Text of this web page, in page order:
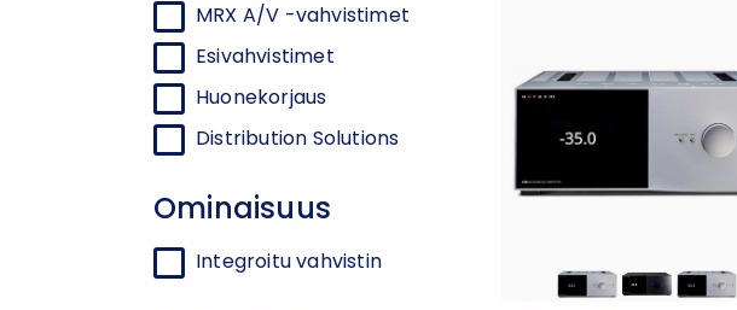
MRX A/V -vahvistimet
Esivahvistimet
Huonekorjaus
Distribution Solutions
Ominaisuus
Integroitu vahvistin